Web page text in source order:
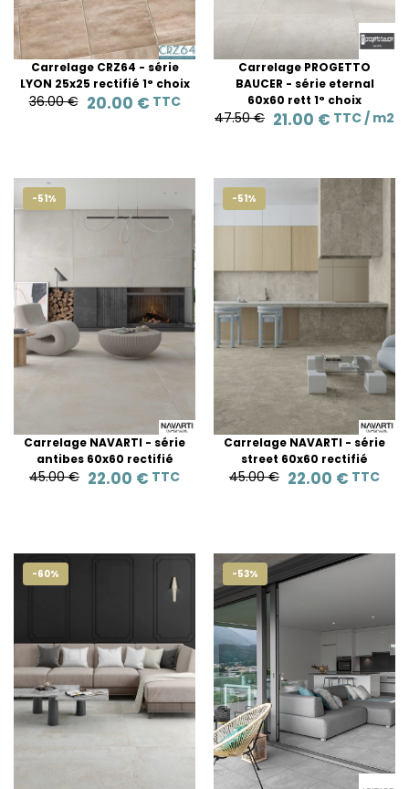
Carrelage CRZ64 - série
LYON 25x25 rectifié 1° choix
36.00 € 20.00 € TTC
Carrelage PROGETTO
BAUCER - série eternal
60x60 rett 1° choix
47.50 € 21.00 € TTC / m2
-51%
Carrelage NAVARTI - série
antibes 60x60 rectifié
45.00 € 22.00 € TTC
-51%
Carrelage NAVARTI - série
street 60x60 rectifié
45.00 € 22.00 € TTC
-60% -53%